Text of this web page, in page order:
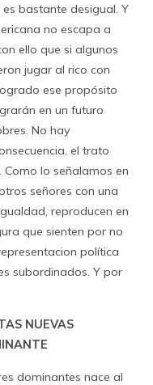
bastante desigual. Y
no escapa a
ello que si algunos
jugar al rico con
ese propósito
en un futuro
No hay
el trato
lo señalamos en
señores con una
reproducen en
que sienten por no
política
subordinados. Y por
NUEVAS
dominantes nace al